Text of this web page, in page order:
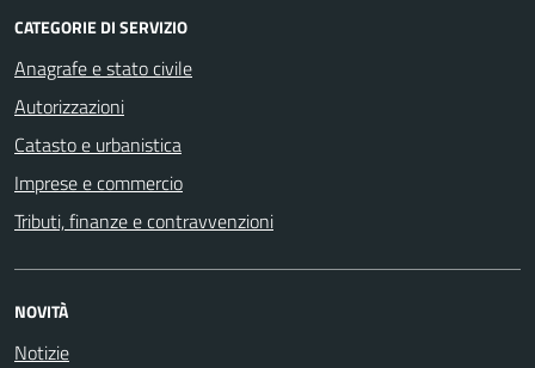
CATEGORIE DI SERVIZIO
Anagrafe e stato civile
Autorizzazioni
Catasto e urbanistica
Imprese e commercio
Tributi, finanze e contravvenzioni
NOVITÀ
Notizie